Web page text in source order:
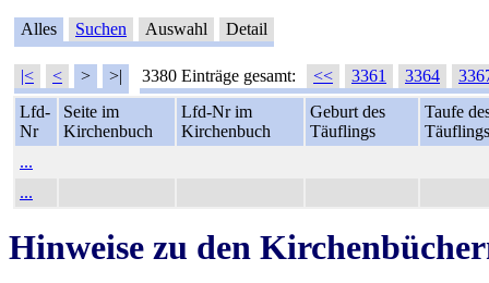
Alles Suchen Auswahl Detail
|< < > >| 3380 Einträge gesamt: << 3361 3364
Lfd-
Nr
Seite im
Kirchenbuch
Lfd-Nr im
Kirchenbuch
Geburt des
Täuflings
Taufe
Täuflings
...
...
Hinweise zu den